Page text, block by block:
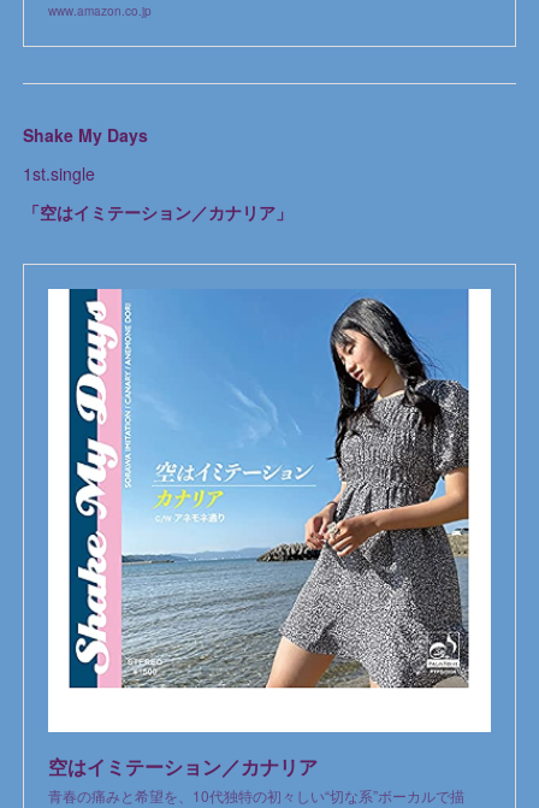
www.amazon.co.jp
Shake My Days
1st.single
「空はイミテーション／カナリア」
空はイミテーション／カナリア
青春の痛みと希望を、10代独特の初々しい“切な系”ボーカルで描